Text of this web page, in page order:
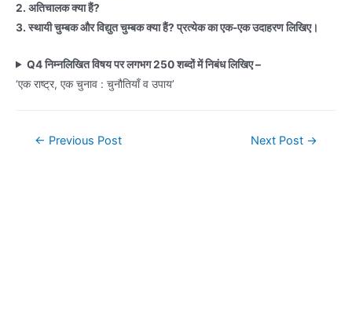
2. अतिचालक क्या हैं?
3. स्थायी चुम्बक और विद्युत चुम्बक क्या हैं? प्रत्येक का एक-एक उदाहरण लिखिए।
Q4 निम्नलिखित विषय पर लगभग 250 शब्दों में निबंध लिखिए –
‘एक राष्ट्र, एक चुनाव : चुनौतियाँ व उपाय’
Post← Previous Post Next Post →